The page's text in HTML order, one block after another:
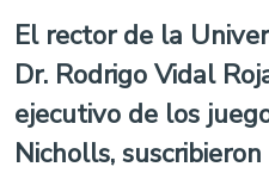
El rector de la
Dr. Rodrigo Vidal
ejecutivo de los
Nicholls,